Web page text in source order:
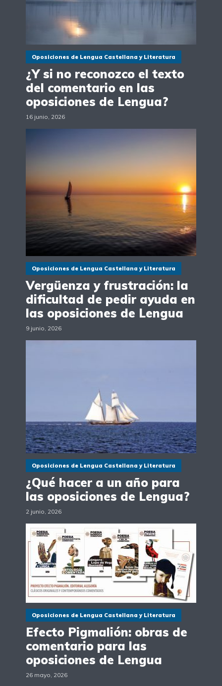
Oposiciones de Lengua Castellana y Literatura
¿Y si no reconozco el texto
del comentario en las
oposiciones de Lengua?
16 junio, 2026
Oposiciones de Lengua Castellana y Literatura
Vergüenza y frustración: la
dificultad de pedir ayuda en
las oposiciones de Lengua
9 junio, 2026
Oposiciones de Lengua Castellana y Literatura
¿Qué hacer a un año para
las oposiciones de Lengua?
2 junio, 2026
Oposiciones de Lengua Castellana y Literatura
Efecto Pigmalión: obras de
comentario para las
oposiciones de Lengua
26 mayo, 2026